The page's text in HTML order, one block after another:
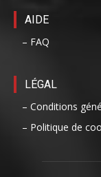
AIDE
– FAQ
LÉGAL
– Conditions
– Politique de